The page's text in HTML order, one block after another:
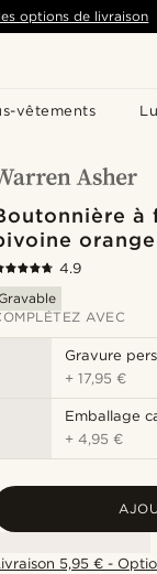
vêtements
options de livraison
à
4.9
AVEC
Gravure
+17,95 €
Emballage
+4,95 €
5,95 € -